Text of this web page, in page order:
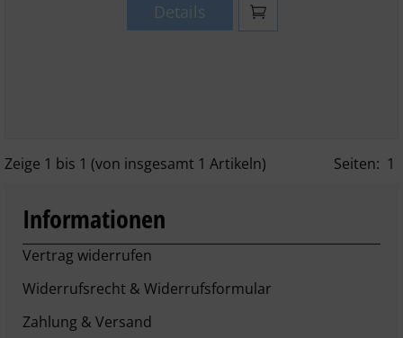
Details
Zeige 1 bis 1 (von insgesamt 1 Artikeln) Seiten: 1
Informationen
Vertrag widerrufen
Widerrufsrecht & Widerrufsformular
Zahlung & Versand